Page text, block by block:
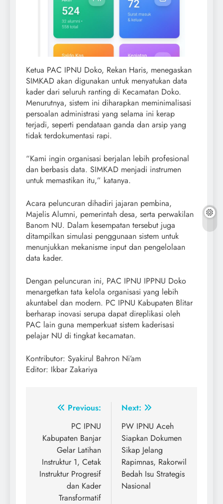
Ketua PAC IPNU Doko, Rekan Haris, menegaskan
SIMKAD akan digunakan untuk menyatukan data
kader dari seluruh ranting di Kecamatan Doko.
Menurutnya, sistem ini diharapkan meminimalisasi
persoalan administrasi yang selama ini kerap
terjadi, seperti pendataan ganda dan arsip yang
tidak terdokumentasi rapi.
“Kami ingin organisasi berjalan lebih profesional
dan berbasis data. SIMKAD menjadi instrumen
untuk memastikan itu,” katanya.
Acara peluncuran dihadiri jajaran pembina,
Majelis Alumni, pemerintah desa, serta perwakilan
Banom NU. Dalam kesempatan tersebut juga
ditampilkan simulasi penggunaan sistem untuk
menunjukkan mekanisme input dan pengelolaan
data kader.
Dengan peluncuran ini, PAC IPNU IPPNU Doko
menargetkan tata kelola organisasi yang lebih
akuntabel dan modern. PC IPNU Kabupaten Blitar
berharap inovasi serupa dapat direplikasi oleh
PAC lain guna memperkuat sistem kaderisasi
pelajar NU di tingkat kecamatan.
Kontributor: Syakirul Bahron Ni’am
Editor: Ikbar Zakariya
Post
navigation
Previous:
PC IPNU
Kabupaten Banjar
Gelar Latihan
Instruktur 1, Cetak
Instruktur Progresif
dan Kader
Transformatif
Next:
PW IPNU Aceh
Siapkan Dokumen
Sikap Jelang
Rapimnas, Rakorwil
Bedah Isu Strategis
Nasional